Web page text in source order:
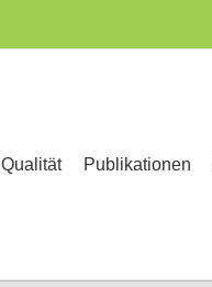
Qualität Publikationen